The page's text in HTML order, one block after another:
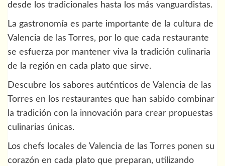
desde los tradicionales hasta los más vanguardistas.
La gastronomía es parte importante de la cultura de
Valencia de las Torres, por lo que cada restaurante
se esfuerza por mantener viva la tradición culinaria
de la región en cada plato que sirve.
Descubre los sabores auténticos de Valencia de las
Torres en los restaurantes que han sabido combinar
la tradición con la innovación para crear propuestas
culinarias únicas.
Los chefs locales de Valencia de las Torres ponen su
corazón en cada plato que preparan, utilizando